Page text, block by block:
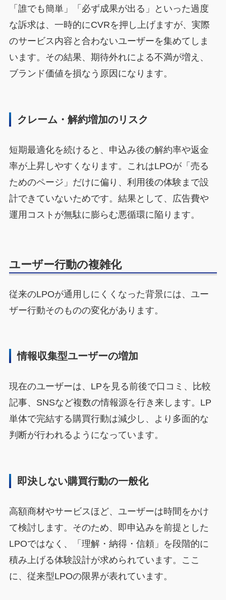
「誰でも簡単」「必ず成果が出る」といった過度
な訴求は、一時的にCVRを押し上げますが、実際
のサービス内容と合わないユーザーを集めてしま
います。その結果、期待外れによる不満が増え、
ブランド価値を損なう原因になります。
クレーム・解約増加のリスク
短期最適化を続けると、申込み後の解約率や返金
率が上昇しやすくなります。これはLPOが「売る
ためのページ」だけに偏り、利用後の体験まで設
計できていないためです。結果として、広告費や
運用コストが無駄に膨らむ悪循環に陥ります。
ユーザー行動の複雑化
従来のLPOが通用しにくくなった背景には、ユー
ザー行動そのものの変化があります。
情報収集型ユーザーの増加
現在のユーザーは、LPを見る前後で口コミ、比較
記事、SNSなど複数の情報源を行き来します。LP
単体で完結する購買行動は減少し、より多面的な
判断が行われるようになっています。
即決しない購買行動の一般化
高額商材やサービスほど、ユーザーは時間をかけ
て検討します。そのため、即申込みを前提とした
LPOではなく、「理解・納得・信頼」を段階的に
積み上げる体験設計が求められています。ここ
に、従来型LPOの限界が表れています。